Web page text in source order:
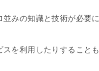
みの知識と技術が必要に
を利用したりすることも